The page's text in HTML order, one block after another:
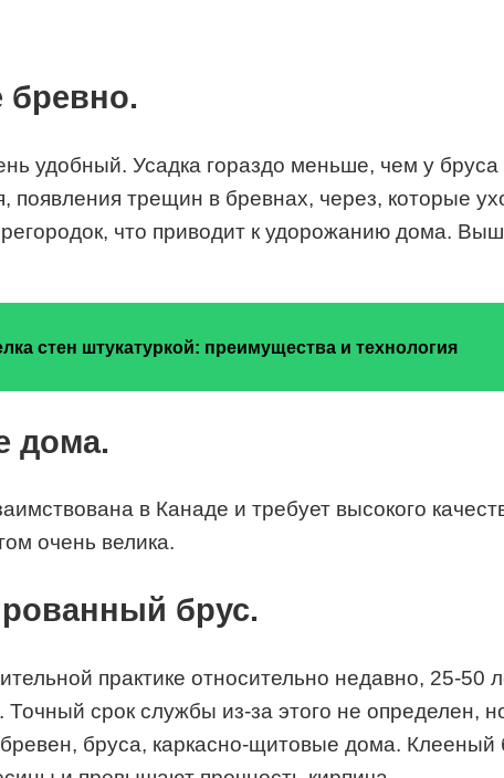
удобный. Усадка гораздо меньше, чем у
трещин в бревнах, через, которые
что приводит к удорожанию дома.
стен штукатуркой: преимущества и технология
дома.
в Канаде и требует высокого
очень велика.
брус.
практике относительно недавно, 25-50
срок службы из-за этого не определен,
бруса, каркасно-щитовые дома.